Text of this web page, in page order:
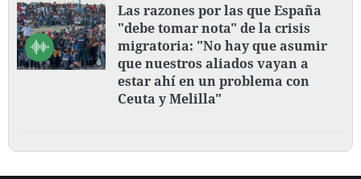
Las razones por las que España
"debe tomar nota" de la crisis
migratoria: "No hay que asumir
que nuestros aliados vayan a
estar ahí en un problema con
Ceuta y Melilla"